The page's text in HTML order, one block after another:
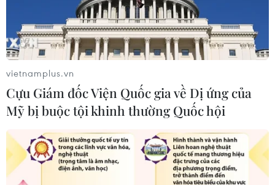
vietnamplus.vn
Cựu Giám đốc Viện Quốc gia về Dị ứng của
Mỹ bị buộc tội khinh thường Quốc hội